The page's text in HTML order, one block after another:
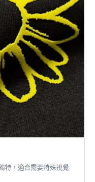
特，適合需要特殊視覺